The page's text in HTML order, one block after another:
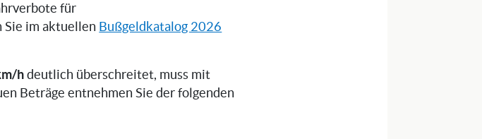
für
Sie im aktuellen Bußgeldkatalog 2026
h deutlich überschreitet, muss mit
Beträge entnehmen Sie der folgenden